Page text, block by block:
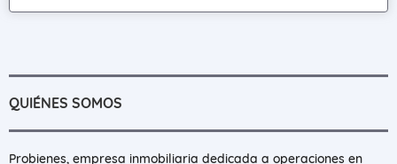
QUIÉNES SOMOS
Probienes, empresa inmobiliaria dedicada a operaciones en